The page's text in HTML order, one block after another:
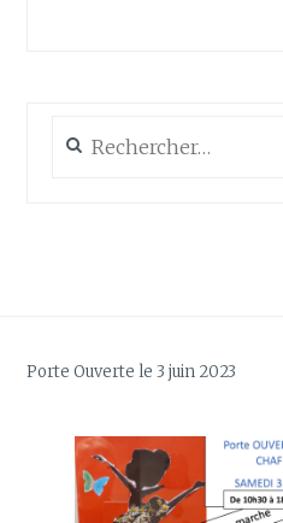
Porte Ouverte le 3 juin 2023